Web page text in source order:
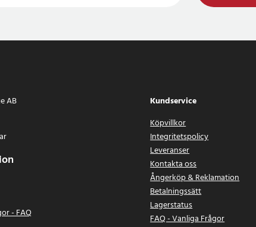
AB
- FAQ
Kundservice
Köpvillkor
Integritetspolicy
Leveranser
Kontakta oss
Ångerköp & Reklamation
Betalningssätt
Lagerstatus
FAQ - Vanliga Frågor